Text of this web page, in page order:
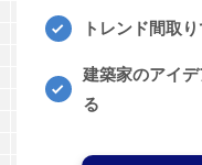
トレンド間取
建築家のアイ
る